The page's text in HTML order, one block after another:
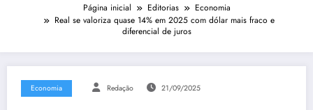
Página inicial Editorias
Economia
Real se valoriza quase 14% em 2025 com dólar mais fraco e
diferencial de juros
Economia Redação 21/09/2025